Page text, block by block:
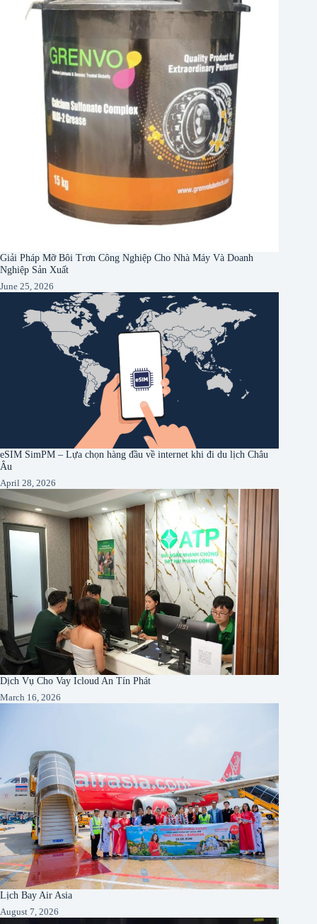
Giải Pháp Mỡ Bôi Trơn Công Nghiệp Cho Nhà Máy Và Doanh
Nghiệp Sản Xuất
June 25, 2026
eSIM SimPM – Lựa chọn hàng đầu về internet khi đi du lịch Châu
Âu
April 28, 2026
Dịch Vụ Cho Vay Icloud An Tín Phát
March 16, 2026
Lịch Bay Air Asia
August 7, 2026